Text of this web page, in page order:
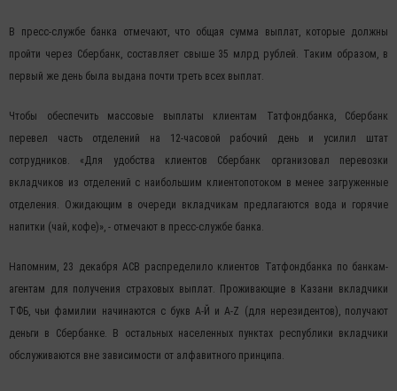
В пресс-службе банка отмечают, что общая сумма выплат, которые должны
пройти через Сбербанк, составляет свыше 35 млрд рублей. Таким образом, в
первый же день была выдана почти треть всех выплат.
Чтобы обеспечить массовые выплаты клиентам Татфондбанка, Сбербанк
перевел часть отделений на 12-часовой рабочий день и усилил штат
сотрудников. «Для удобства клиентов Сбербанк организовал перевозки
вкладчиков из отделений с наибольшим клиентопотоком в менее загруженные
отделения. Ожидающим в очереди вкладчикам предлагаются вода и горячие
напитки (чай, кофе)», - отмечают в пресс-службе банка.
Напомним, 23 декабря АСВ распределило клиентов Татфондбанка по банкам-
агентам для получения страховых выплат. Проживающие в Казани вкладчики
ТФБ, чьи фамилии начинаются с букв А-Й и A-Z (для нерезидентов), получают
деньги в Сбербанке. В остальных населенных пунктах республики вкладчики
обслуживаются вне зависимости от алфавитного принципа.